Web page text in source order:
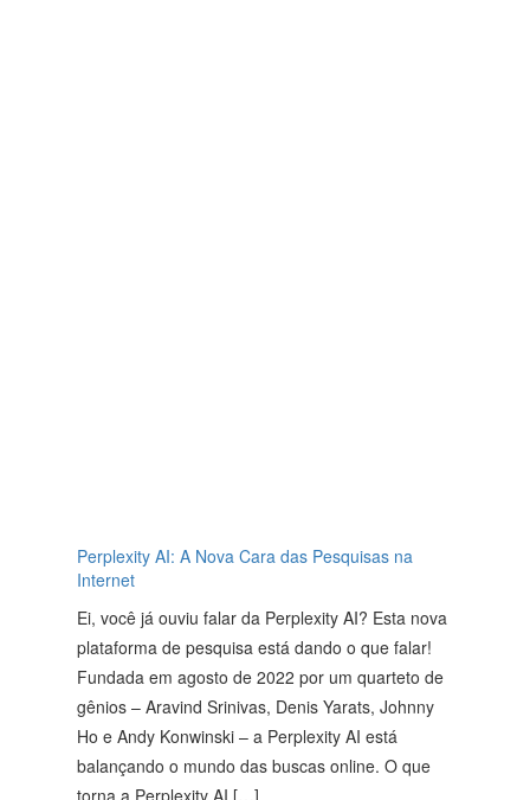
Perplexity AI: A Nova Cara das Pesquisas na
Internet
Ei, você já ouviu falar da Perplexity AI? Esta nova
plataforma de pesquisa está dando o que falar!
Fundada em agosto de 2022 por um quarteto de
gênios – Aravind Srinivas, Denis Yarats, Johnny
Ho e Andy Konwinski – a Perplexity AI está
balançando o mundo das buscas online. O que
torna a Perplexity AI […]